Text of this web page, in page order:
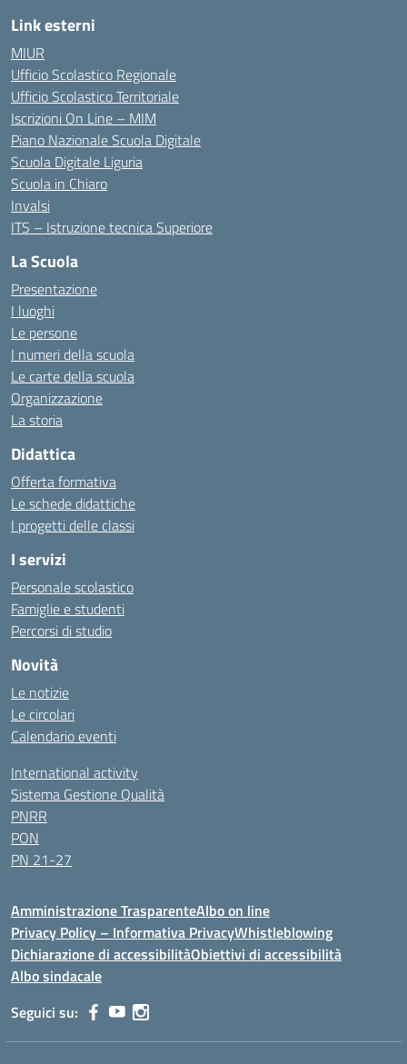
Link esterni
MIUR
Ufficio Scolastico Regionale
Ufficio Scolastico Territoriale
Iscrizioni On Line – MIM
Piano Nazionale Scuola Digitale
Scuola Digitale Liguria
Scuola in Chiaro
Invalsi
ITS – Istruzione tecnica Superiore
La Scuola
Presentazione
I luoghi
Le persone
I numeri della scuola
Le carte della scuola
Organizzazione
La storia
Didattica
Offerta formativa
Le schede didattiche
I progetti delle classi
I servizi
Personale scolastico
Famiglie e studenti
Percorsi di studio
Novità
Le notizie
Le circolari
Calendario eventi
International activity
Sistema Gestione Qualità
PNRR
PON
PN 21-27
Amministrazione TrasparenteAlbo on line
Privacy Policy – Informativa PrivacyWhistleblowing
Dichiarazione di accessibilitàObiettivi di accessibilità
Albo sindacale
Seguici su: